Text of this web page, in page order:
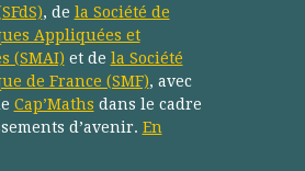
, de la Société de
Appliquées et
(SMAI) et de la Société
de France (SMF), avec
Cap’Maths dans le cadre
d’avenir. En